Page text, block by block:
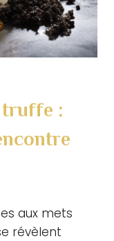
truffe :
aux mets
révèlent